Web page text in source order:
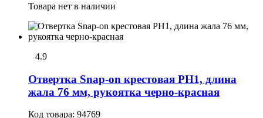
Товара нет в наличии
4.9
Отвертка Snap-on крестовая РН1, длина
жала 76 мм, рукоятка черно-красная
Код товара: 94769